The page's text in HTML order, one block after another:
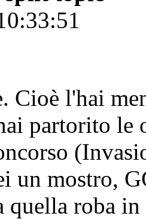
Cioè l'hai
partorito le
un mostro,
quella roba in